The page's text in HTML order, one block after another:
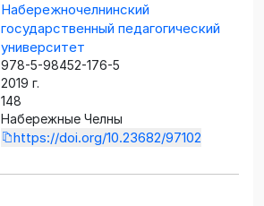
Набережночелнинский
государственный педагогический
университет
978-5-98452-176-5
2019 г.
148
Набережные Челны
https://doi.org/10.23682/97102